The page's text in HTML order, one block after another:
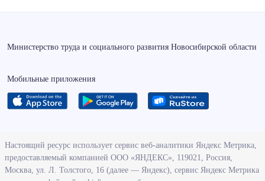
Министерство труда и социального развития Новосибирской области
Мобильные приложения
О ведомстве
Деятельность министерства труда и социального развития
Новосибирской области
Настоящий ресурс использует сервис веб-аналитики Яндекс Метрика,
предоставляемый компанией ООО «ЯНДЕКС», 119021, Россия,
Москва, ул. Л. Толстого, 16 (далее — Яндекс), сервис Яндекс Метрика